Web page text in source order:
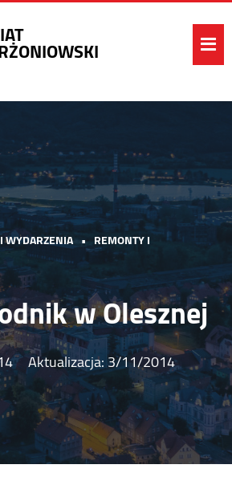
WYDARZENIA • REMONTY I
w Olesznej
Aktualizacja:3/11/2014